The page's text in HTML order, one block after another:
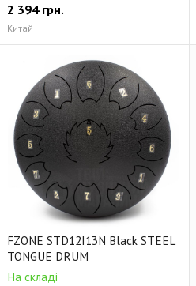
2 394грн.
Китай
FZONE STD12I13N Black STEEL
TONGUE DRUM
На складі